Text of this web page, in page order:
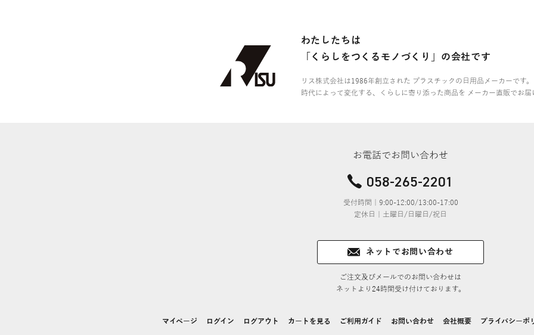
わたしたちは
「くらしをつくるモノづくり」の会社です
リス株式会社は1986年創立された プラスチックの日用品メーカーです。
時代によって変化する、くらしに寄り添った商品を メーカー直販でお届
お電話でお問い合わせ
058-265-2201
受付時間｜9:00-12:00/13:00-17:00
定休日｜土曜日/日曜日/祝日
ネットでお問い合わせ
ご注文及びメールでのお問い合わせは
ネットより24時間受け付けております。
マイページ ログイン ログアウト カートを見る ご利用ガイド お問い合わせ 会社概要 プライバシーポ